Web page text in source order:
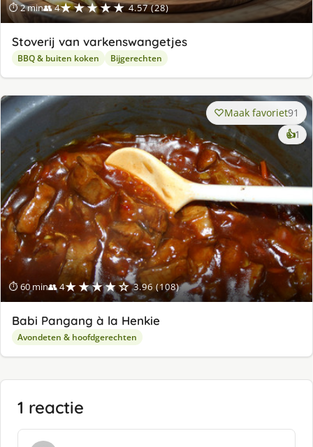
⏱ 2 min👥 4★★★★★ 4.57 (28)
Stoverij van varkenswangetjes
BBQ & buiten koken Bijgerechten
⏱ 60 min👥 4★★★★☆ 3.96 (108)
Maak favoriet91
👍1
Babi Pangang à la Henkie
Avondeten & hoofdgerechten
1 reactie